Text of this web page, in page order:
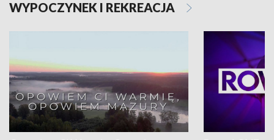
WYPOCZYNEK I REKREACJA